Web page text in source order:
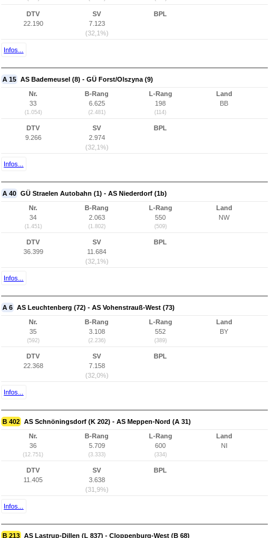
DTV
22.190
SV
7.123
(32,1%)
BPL
Infos...
A 15 AS Bademeusel (8) - GÜ Forst/Olszyna (9)
Nr.
33
(1.054)
B-Rang
6.625
(2.481)
L-Rang
198
(114)
Land
BB
DTV
9.266
SV
2.974
(32,1%)
BPL
Infos...
A 40 GÜ Straelen Autobahn (1) - AS Niederdorf (1b)
Nr.
34
(1.451)
B-Rang
2.063
(1.802)
L-Rang
550
(509)
Land
NW
DTV
36.399
SV
11.684
(32,1%)
BPL
Infos...
A 6 AS Leuchtenberg (72) - AS Vohenstrauß-West (73)
Nr.
35
(592)
B-Rang
3.108
(2.236)
L-Rang
552
(389)
Land
BY
DTV
22.368
SV
7.158
(32,0%)
BPL
Infos...
B 402 AS Schnöningsdorf (K 202) - AS Meppen-Nord (A 31)
Nr.
36
(12.751)
B-Rang
5.709
(3.333)
L-Rang
600
(334)
Land
NI
DTV
11.405
SV
3.638
(31,9%)
BPL
Infos...
B 213 AS Lastrup-Dillen (L 837) - Cloppenburg-West (B 68)